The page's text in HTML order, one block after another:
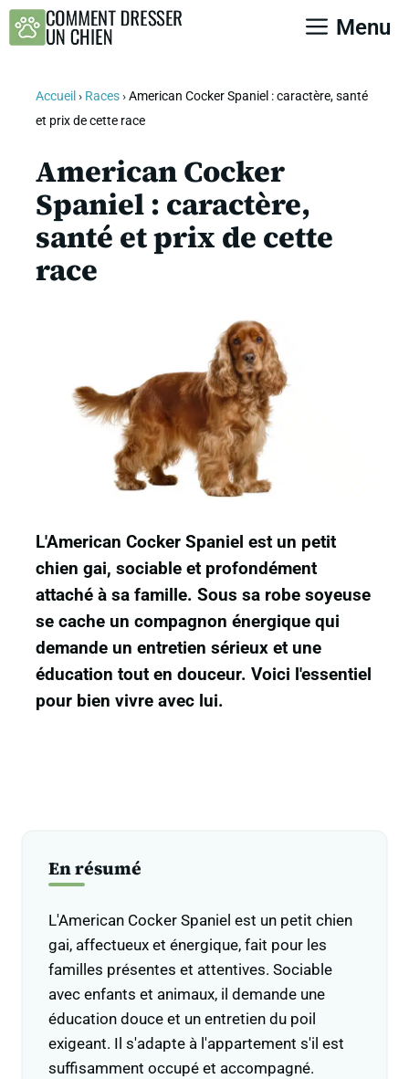
Aller
Menu
Accueil › Races›American Cocker Spaniel : caractère, santé
et prix de cette race
American Cocker
Spaniel : caractère,
santé et prix de cette
race
L'American Cocker Spaniel est un petit
chien gai, sociable et profondément
attaché à sa famille. Sous sa robe soyeuse
se cache un compagnon énergique qui
demande un entretien sérieux et une
éducation tout en douceur. Voici l'essentiel
pour bien vivre avec lui.
En résumé
L'American Cocker Spaniel est un petit chien
gai, affectueux et énergique, fait pour les
familles présentes et attentives. Sociable
avec enfants et animaux, il demande une
éducation douce et un entretien du poil
exigeant. Il s'adapte à l'appartement s'il est
suffisamment occupé et accompagné.